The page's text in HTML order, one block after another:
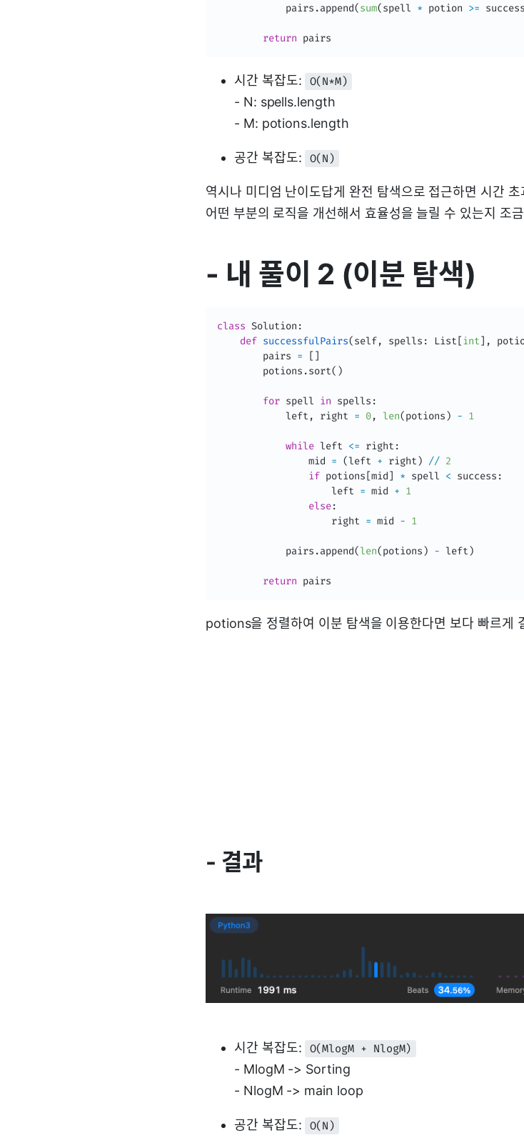
            pairs
.append(sum(spell * potion >=
return pairs
시간 복잡도: O(N*M)
- N: spells.length
- M: potions.length
공간 복잡도: O(N)
역시나 미디엄 난이도답게 완전 탐색으로 접근하면 시간 초
어떤 부분의 로직을 개선해서 효율성을 늘릴 수 있는지 조
- 내 풀이 2 (이분 탐색)
class Solution :
def successfulPairs(self, spells : List [int] ,
        pairs
= [ ]
        potions
.sort( )
for spell in spells :
            left
, right = 0, len(potions ) - 1
while left <= right :
                mid
= (left + right ) // 2
if potions [mid] * spell < success :
                    left
= mid + 1
else:
                    right
= mid - 1
            pairs
.append(len(potions ) - left )
return pairs
potions을 정렬하여 이분 탐색을 이용한다면 보다 빠르게
- 결과
시간 복잡도: O(MlogM + NlogM)
- MlogM -> Sorting
- NlogM -> main loop
공간 복잡도: O(N)